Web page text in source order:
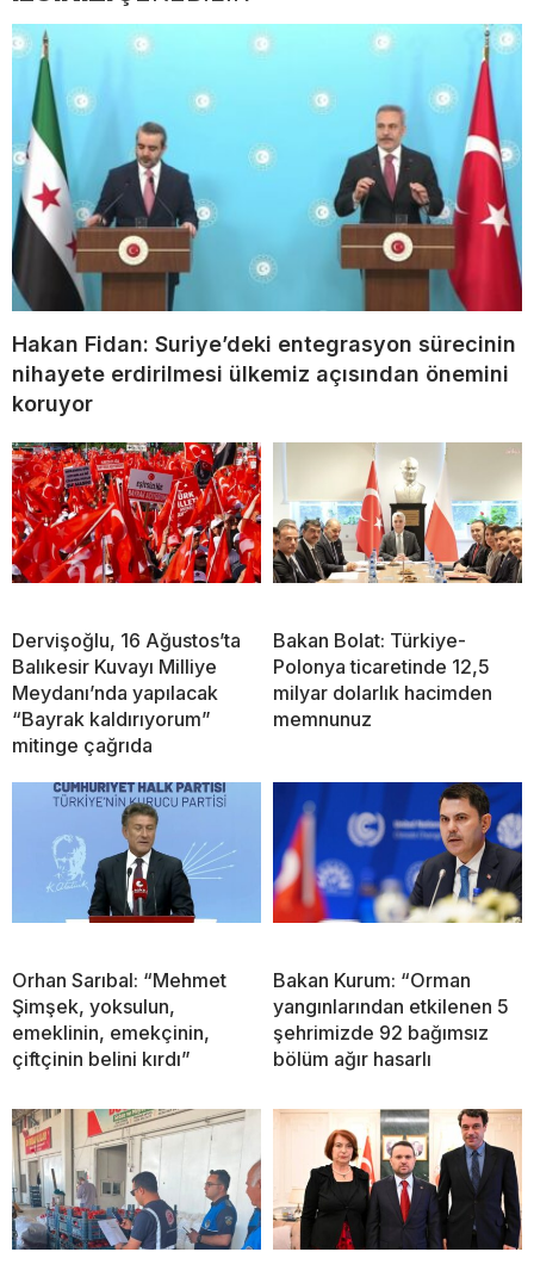
Hakan Fidan: Suriye’deki entegrasyon sürecinin
nihayete erdirilmesi ülkemiz açısından önemini
koruyor
Dervişoğlu, 16 Ağustos’ta
Balıkesir Kuvayı Milliye
Meydanı’nda yapılacak
“Bayrak kaldırıyorum”
mitinge çağrıda
Bakan Bolat: Türkiye-
Polonya ticaretinde 12,5
milyar dolarlık hacimden
memnunuz
Orhan Sarıbal: “Mehmet
Şimşek, yoksulun,
emeklinin, emekçinin,
çiftçinin belini kırdı”
Bakan Kurum: “Orman
yangınlarından etkilenen 5
şehrimizde 92 bağımsız
bölüm ağır hasarlı